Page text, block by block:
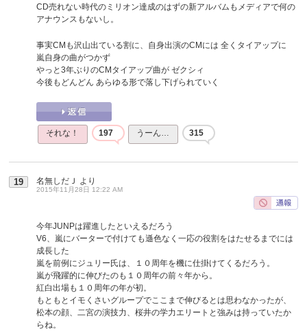
CD売れない時代のミリオン達成のはずの新アルバムもメディアで何の
アナウンスもないし。
事実CMも沢山出ている割に、自身出演のCMには 全くタイアップに
嵐自身の曲がつかず
やっと3年ぶりのCMタイアップ曲が ゼクシィ
今後もどんどん あらゆる形で落し下げられていく
それな！ 197 うーん… 315
19 名無しだＪ より
2015年11月28日 12:22 AM
今年JUNPは躍進したといえるだろう
V6、嵐にバーターで付けても遜色なく一応の役割をはたせるまでには
成長した
嵐を前例にジュリー氏は、１０周年を機に仕掛けてくるだろう。
嵐が飛躍的に伸びたのも１０周年の前々年から。
紅白出場も１０周年の年が初。
もともとイモくさいグループでここまで伸びるとは思わなかったが、
松本の顔、二宮の演技力、桜井の学力エリートと強みは持っていたか
らね。